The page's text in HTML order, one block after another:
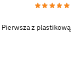
z plastikową